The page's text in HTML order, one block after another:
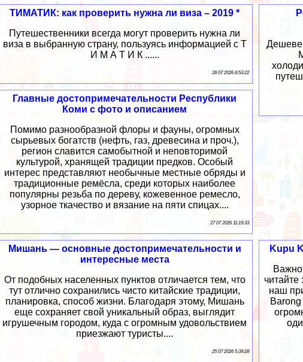
ТИМАТИК: как проверить нужна ли виза – 2019 *
Путешественники всегда могут проверить нужна ли
виза в выбранную страну, пользуясь информацией с Т
И М А Т И К ......
28 07 2026 8:53:22
Главные достопримечательности Республики
Коми с фото и описанием
Помимо разнообразной флоры и фауны, огромных
сырьевых богатств (нефть, газ, древесина и проч.),
регион славится самобытной и неповторимой
культурой, хранящей традиции предков. Особый
интерес представляют необычные местные обряды и
традиционные ремёсла, среди которых наиболее
популярны резьба по дереву, кожевенное ремесло,
узорное ткачество и вязание на пяти спицах....
27 07 2026 11:19:33
Kupu
наш
Мишань — основные достопримечательности и
интересные места
От подобных населенных пунктов отличается тем, что
тут отлично сохранились чисто китайские традиции,
планировка, способ жизни. Благодаря этому, Мишань
еще сохраняет свой уникальный образ, выглядит
игрушечным городом, куда с огромным удовольствием
приезжают туристы....
25 07 2026 5:39:28